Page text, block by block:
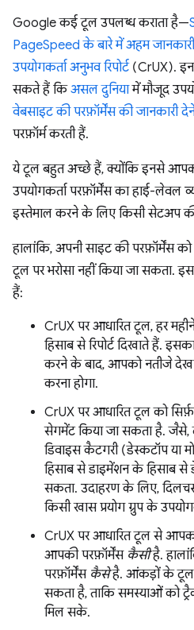
Google कई टूल उपलब्ध कराता है—
PageSpeed के बारे में अहम जानकारी
उपयोगकर्ता अनुभव रिपोर्ट(CrUX).
सकते हैं किअसल दुनियामें मौजूद
वेबसाइट की परफ़ॉर्मेंस की जानकारी
परफ़ॉर्म करती हैं.
ये टूल बहुत अच्छे हैं, क्योंकि इनसे
उपयोगकर्ता परफ़ॉर्मेंस का हाई-लेवल
इस्तेमाल करने के लिए किसी सेटअप
हालांकि, अपनी साइट की परफ़ॉर्मेंस
टूल पर भरोसा नहीं किया जा सकता.
हैं:
CrUX पर आधारित टूल, हर
हिसाब से रिपोर्ट दिखाते हैं.
करने के बाद, आपको नतीजे
करना होगा.
CrUX पर आधारित टूल को
सेगमेंट किया जा सकता है.
डिवाइस कैटगरी (डेस्कटॉप या
हिसाब से डाइमेंशन के हिसाब से
सकता. उदाहरण के लिए,
किसी खास प्रयोग ग्रुप के
CrUX पर आधारित टूल से
आपकी परफ़ॉर्मेंस कैसीहै.
परफ़ॉर्मेंस कैसेहै. आंकड़ों के टूल
सकता है, ताकि समस्याओं को
मिल सके.